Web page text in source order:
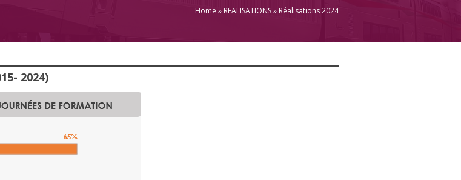
Home »REALISATIONS» Réalisations 2024
2024)